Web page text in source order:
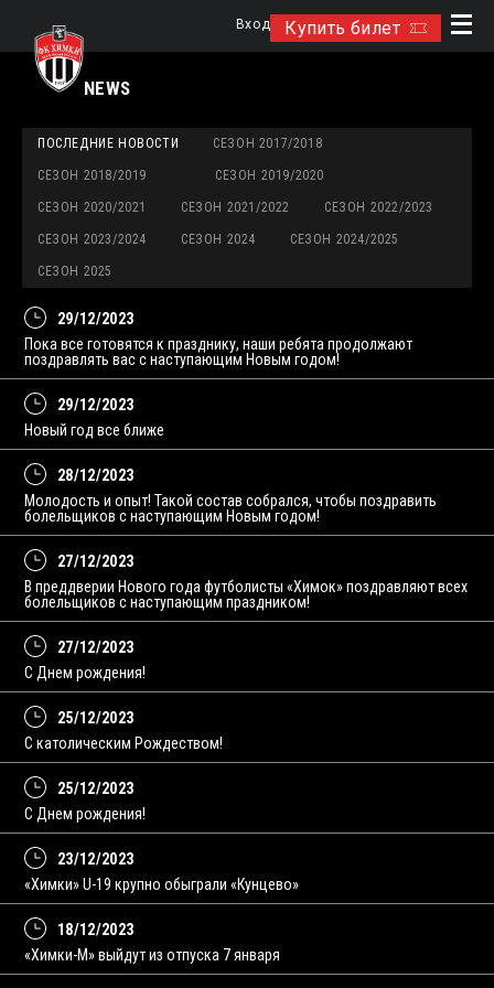
Купить билет
Вход
NEWS
ПОСЛЕДНИЕ НОВОСТИ СЕЗОН 2017/2018
СЕЗОН 2018/2019 СЕЗОН 2019/2020
СЕЗОН 2020/2021 СЕЗОН 2021/2022 СЕЗОН 2022/2023
СЕЗОН 2023/2024 СЕЗОН 2024 СЕЗОН 2024/2025
СЕЗОН 2025
29/12/2023
Пока все готовятся к празднику, наши ребята продолжают
поздравлять вас с наступающим Новым годом!
29/12/2023
Новый год все ближе
28/12/2023
Молодость и опыт! Такой состав собрался, чтобы поздравить
болельщиков с наступающим Новым годом!
27/12/2023
В преддверии Нового года футболисты «Химок» поздравляют всех
болельщиков с наступающим праздником!
27/12/2023
С Днем рождения!
25/12/2023
С католическим Рождеством!
25/12/2023
С Днем рождения!
23/12/2023
«Химки» U-19 крупно обыграли «Кунцево»
18/12/2023
«Химки-М» выйдут из отпуска 7 января